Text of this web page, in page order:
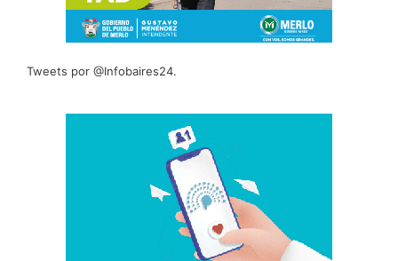
Tweets por @Infobaires24.